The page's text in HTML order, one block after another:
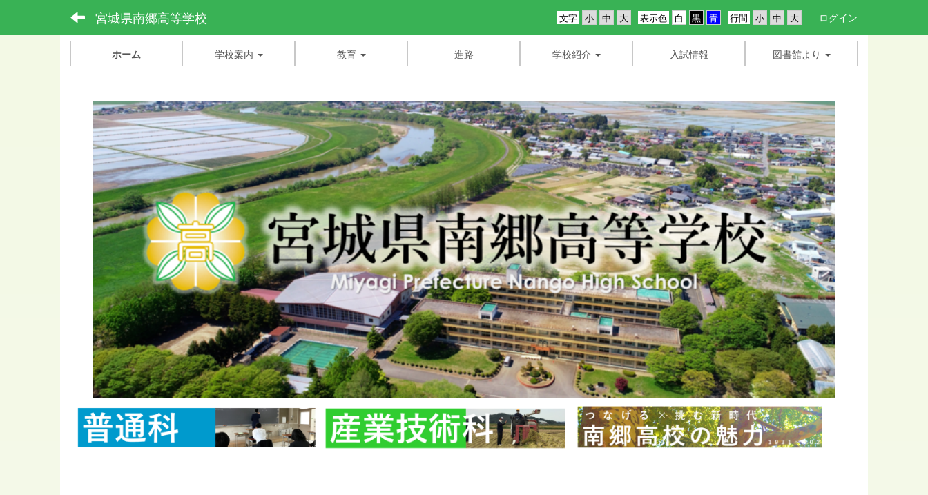
宮城県南郷高等学校 行間
表示色
文字 ログイン
ホーム 学校案内 教育 進路 学校紹介 入試情報 図書館より